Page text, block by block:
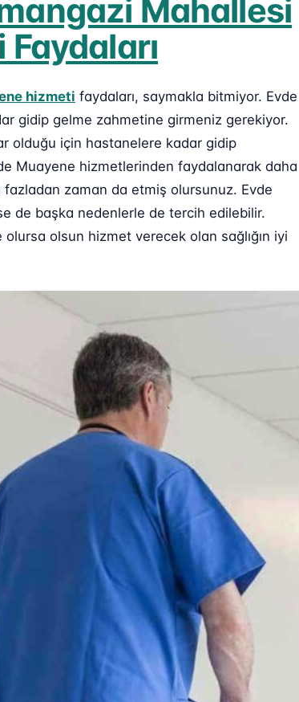
Mahallesi
hizmeti faydaları, saymakla bitmiyor. Evde
gidip gelme zahmetine girmeniz gerekiyor.
olduğu için hastanelere kadar gidip
Muayene hizmetlerinden faydalanarak daha
zaman da etmiş olursunuz. Evde
de başka nedenlerle de tercih edilebilir.
olsun hizmet verecek olan sağlığın iyi